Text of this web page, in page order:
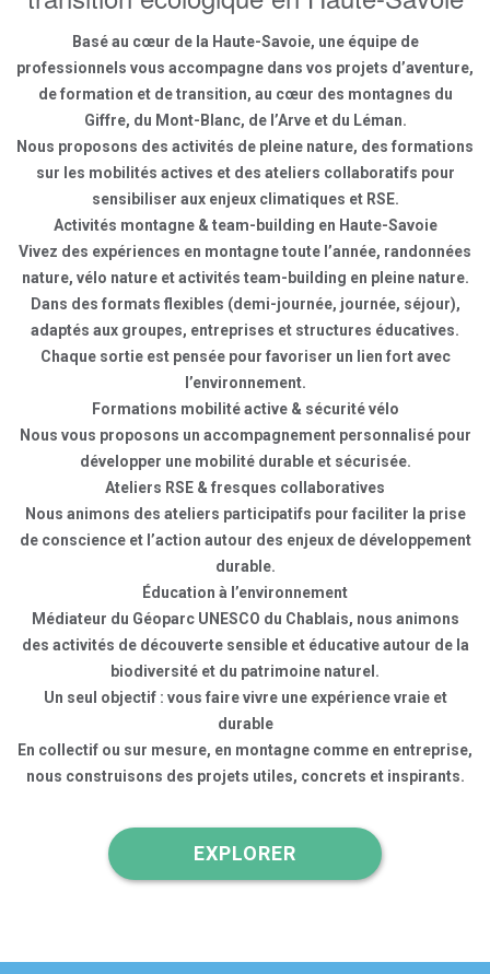
Basé au cœur de la Haute-Savoie, une équipe de
professionnels vous accompagne dans vos projets d’aventure,
de formation et de transition, au cœur des montagnes du
Giffre, du Mont-Blanc, de l’Arve et du Léman.
Nous proposons des activités de pleine nature, des formations
sur les mobilités actives et des ateliers collaboratifs pour
sensibiliser aux enjeux climatiques et RSE.
Activités montagne & team-building en Haute-Savoie
Vivez des expériences en montagne toute l’année, randonnées
nature, vélo nature et activités team-building en pleine nature.
Dans des formats flexibles (demi-journée, journée, séjour),
adaptés aux groupes, entreprises et structures éducatives.
Chaque sortie est pensée pour favoriser un lien fort avec
l’environnement.
Formations mobilité active & sécurité vélo
Nous vous proposons un accompagnement personnalisé pour
développer une mobilité durable et sécurisée.
Ateliers RSE & fresques collaboratives
Nous animons des ateliers participatifs pour faciliter la prise
de conscience et l’action autour des enjeux de développement
durable.
Éducation à l’environnement
Médiateur du Géoparc UNESCO du Chablais, nous animons
des activités de découverte sensible et éducative autour de la
biodiversité et du patrimoine naturel.
Un seul objectif : vous faire vivre une expérience vraie et
durable
En collectif ou sur mesure, en montagne comme en entreprise,
nous construisons des projets utiles, concrets et inspirants.
EXPLORER